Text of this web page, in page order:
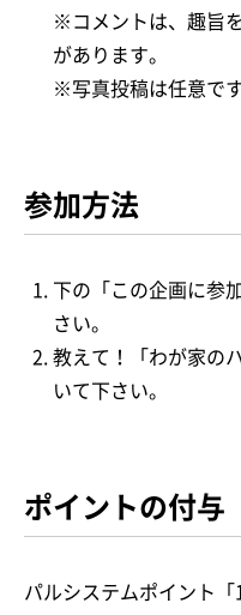
※コメントは、趣旨
があります。
※写真投稿は任意です
参加方法
下の「この企画に参
さい。
教えて！「わが家の
いて下さい。
ポイントの付与
パルシステムポイント